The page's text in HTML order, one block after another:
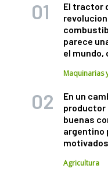
El tractor
parece
el mundo,
Maquinarias
En un
productor
buenas
argentino
Agricultura